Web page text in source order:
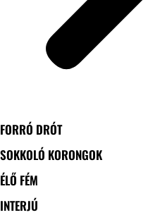
FORRÓ DRÓT
SOKKOLÓ KORONGOK
ÉLŐ FÉM
INTERJÚ